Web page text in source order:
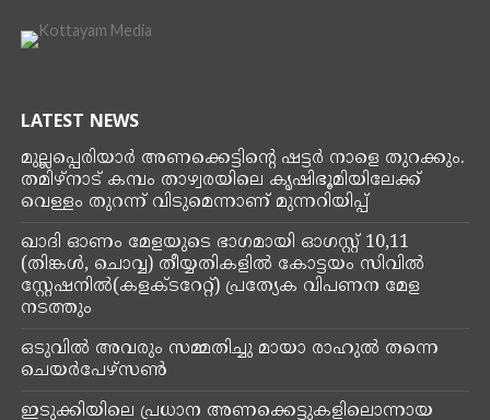
തൃശൂരിൽ യുദ്ധവിരുദ്ധ
റാലിക്കാരെ പൊലീസ് കരുതൽ
തടയുമെന്നു ബിജെപി
പ്രഖ്യാപിച്ചിരുന്നു
ByKottayam Media